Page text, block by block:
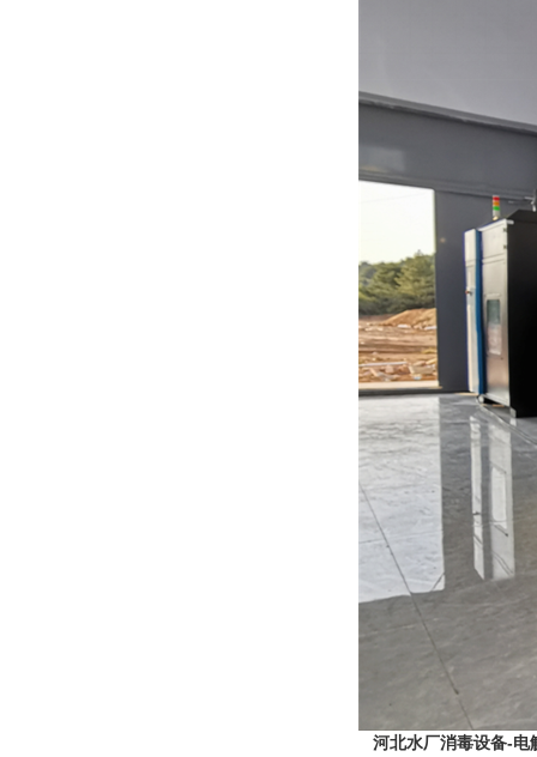
河北水厂消毒设备-电